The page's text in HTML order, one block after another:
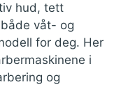
hud, tett
våt- og
for deg. Her
i
og